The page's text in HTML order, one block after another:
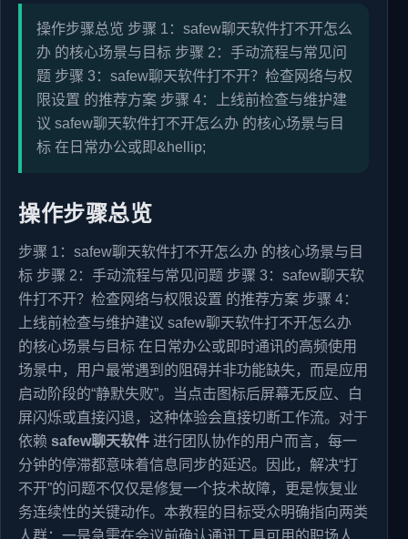
操作步骤总览 步骤 1：safew聊天软件打不开怎么
办 的核心场景与目标 步骤 2：手动流程与常见问
题 步骤 3：safew聊天软件打不开？检查网络与权
限设置 的推荐方案 步骤 4：上线前检查与维护建
议 safew聊天软件打不开怎么办 的核心场景与目
标 在日常办公或即&hellip;
操作步骤总览
步骤 1：safew聊天软件打不开怎么办 的核心场景与目
标 步骤 2：手动流程与常见问题 步骤 3：safew聊天软
件打不开？检查网络与权限设置 的推荐方案 步骤 4：
上线前检查与维护建议 safew聊天软件打不开怎么办
的核心场景与目标 在日常办公或即时通讯的高频使用
场景中，用户最常遇到的阻碍并非功能缺失，而是应用
启动阶段的“静默失败”。当点击图标后屏幕无反应、白
屏闪烁或直接闪退，这种体验会直接切断工作流。对于
依赖safew聊天软件 进行团队协作的用户而言，每一
分钟的停滞都意味着信息同步的延迟。因此，解决“打
不开”的问题不仅仅是修复一个技术故障，更是恢复业
务连续性的关键动作。本教程的目标受众明确指向两类